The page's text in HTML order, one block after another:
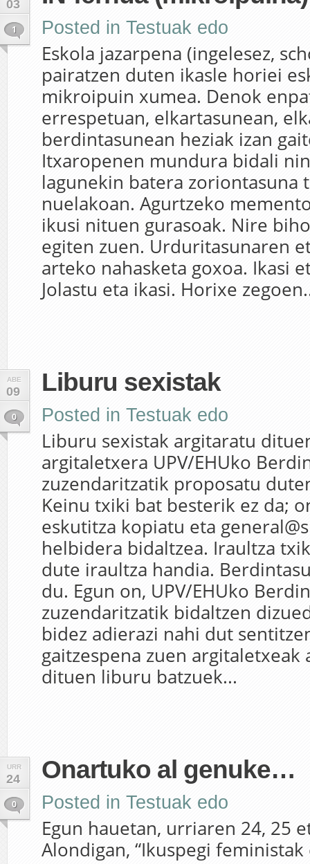
03
1 Posted in Testuak edo
Eskola jazarpena (ingelesez,
pairatzen duten ikasle horiei
mikroipuin xumea. Denok
errespetuan, elkartasunean,
berdintasunean heziak izan
Itxaropenen mundura bidali
lagunekin batera zoriontasuna
nuelakoan. Agurtzeko
ikusi nituen gurasoak. Nire
egiten zuen. Urduritasunaren
arteko nahasketa goxoa. Ikasi
Jolastu eta ikasi. Horixe
ABE
09
0
Liburu sexistak
Posted in Testuak edo
Liburu sexistak argitaratu
argitaletxera UPV/EHUko
zuzendaritzatik proposatu
Keinu txiki bat besterik ez da;
eskutitza kopiatu eta
helbidera bidaltzea. Iraultza
dute iraultza handia.
du. Egun on, UPV/EHUko
zuzendaritzatik bidaltzen
bidez adierazi nahi dut
gaitzespena zuen argitaletxeak
dituen liburu batzuek...
URR
24
0
Onartuko al genuke…
Posted in Testuak edo
Egun hauetan, urriaren 24, 25
Alondigan, “Ikuspegi